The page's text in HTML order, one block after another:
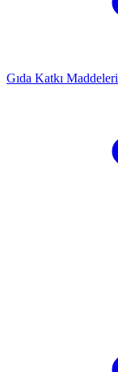
Gıda Katkı Maddeleri